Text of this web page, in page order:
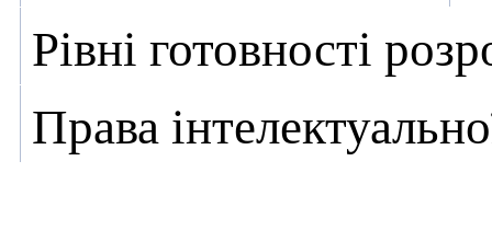
Рівні готовності
Права